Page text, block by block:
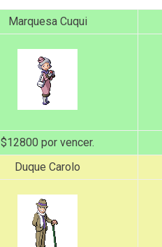
Marquesa Cuqui
$12800 por vencer.
Duque Carolo